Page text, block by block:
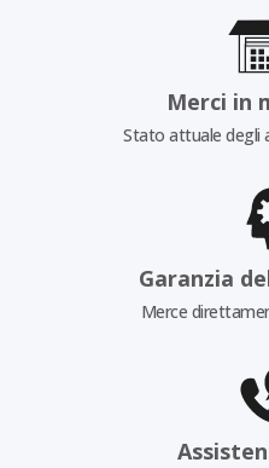
Merci in
Stato attuale degli
Garanzia
Merce